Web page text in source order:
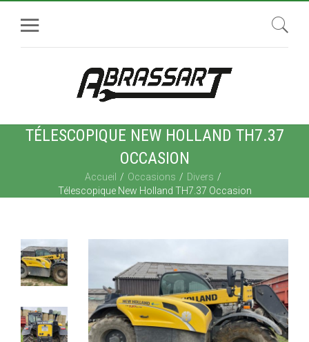
TÉLESCOPIQUE NEW HOLLAND TH7.37
OCCASION
Accueil Occasions
Divers
Télescopique New Holland TH7.37 Occasion